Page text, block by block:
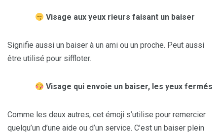
Visage aux yeux rieurs faisant un baiser
Signifie aussi un baiser à un ami ou un proche. Peut aussi
être utilisé pour siffloter.
Visage qui envoie un baiser, les yeux fermés
Comme les deux autres, cet émoji s’utilise pour remercier
quelqu’un d’une aide ou d’un service. C’est un baiser plein